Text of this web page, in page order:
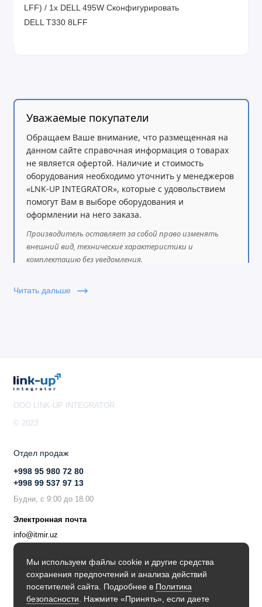
LFF) / 1x DELL 495W Сконфигурировать
DELL T330 8LFF
Уважаемые покупатели
Обращаем Ваше внимание, что размещенная на
данном сайте справочная информация о товарах
не является офертой. Наличие и стоимость
оборудования необходимо уточнить у менеджеров
«LNK-UP INTEGRATOR», которые с удовольствием
помогут Вам в выборе оборудования и
оформлении на него заказа.
Производитель оставляет за собой право изменять
внешний вид, технические характеристики и
комплектацию без уведомления.
Читать дальше
Мы используем файлы cookie и другие средства
сохранения предпочтений и анализа действий
посетителей сайта. Подробнее в Политика
безопасности . Нажмите «Принять», если даете
OOO LINK-UP INTEGRATOR
© 2023
Отдел продаж
+998 95 980 72 80
+998 99 537 97 13
Будни, с 9:00 до 18.00
Электронная почта
info@itmir.uz
Поддержка в мессенджере
Будьте в курсе наших новостей!